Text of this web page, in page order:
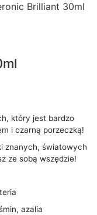
Brilliant 30ml
który jest bardzo
i czarną porzeczką!
znanych, światowych
ze sobą wszędzie!
azalia